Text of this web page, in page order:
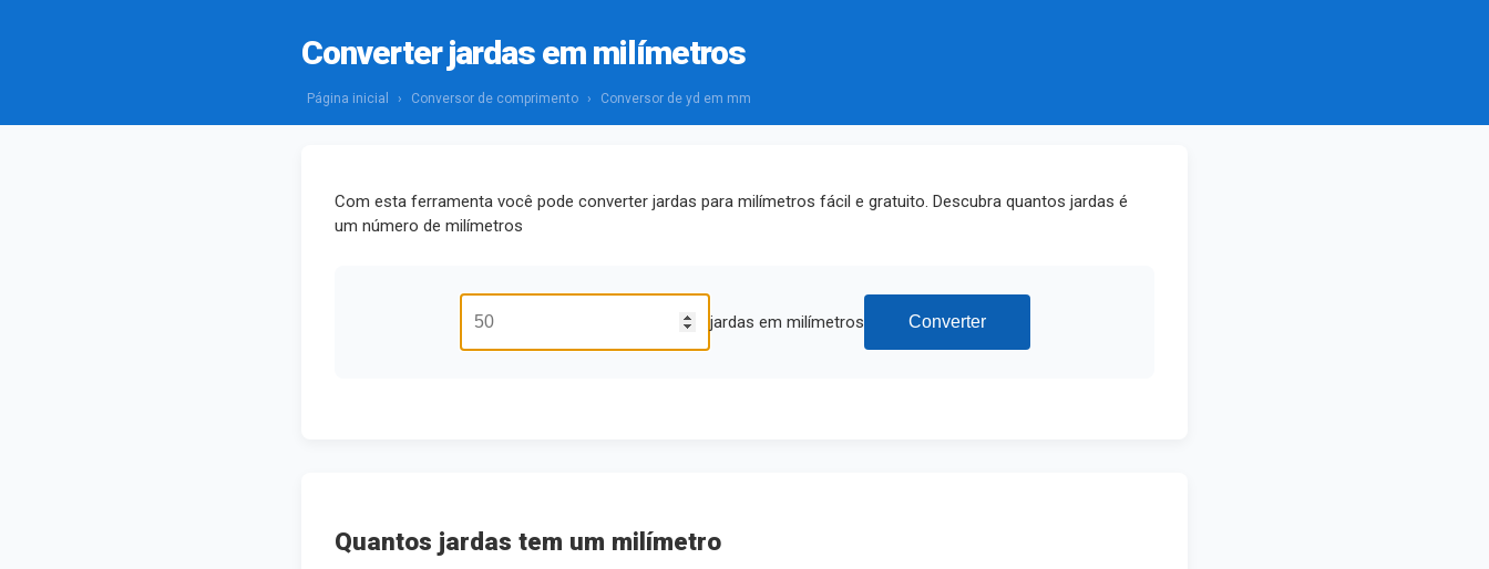
Converter jardas em milímetros
Página inicial › Conversor de comprimento › Conversor de yd em mm
Com esta ferramenta você pode converter jardas para milímetros fácil e gratuito. Descubra quantos jardas é
um número de milímetros
jardas em milímetros
Quantos jardas tem um milímetro